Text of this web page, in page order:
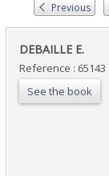
Previous
‎DEBAILLE E.‎
Reference : 65143
See the book